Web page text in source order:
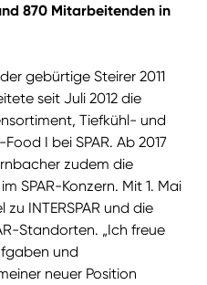
870 Mitarbeitenden in
gebürtige Steirer 2011
seit Juli 2012 die
Tiefkühl- und
I bei SPAR. Ab 2017
zudem die
SPAR-Konzern. Mit 1. Mai
INTERSPAR und die
Standorten. „Ich freue
und
neuer Position